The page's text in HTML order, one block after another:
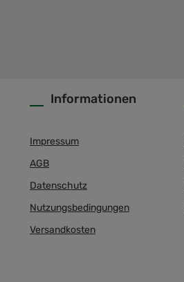
Informationen
Impressum
AGB
Datenschutz
Nutzungsbedingungen
Versandkosten